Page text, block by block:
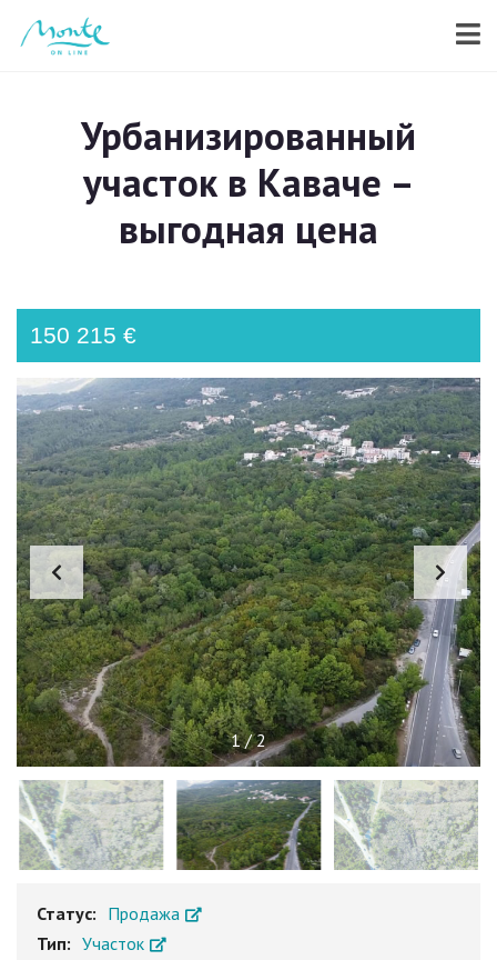
Урбанизированный
участок в Каваче –
выгодная цена
150 215 €
1/2
Статус: Продажа
Тип: Участок